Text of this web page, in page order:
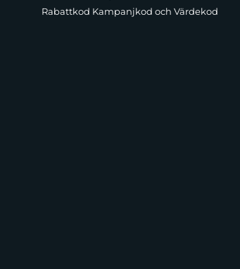
Rabattkod Kampanjkod och Värdekod